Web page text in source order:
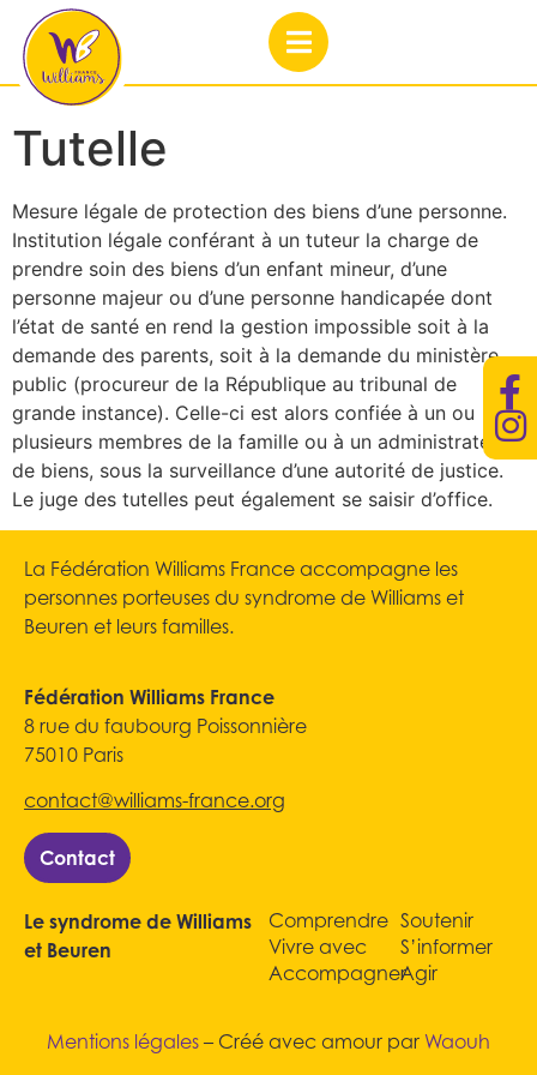
Tutelle
Mesure légale de protection des biens d’une personne.
Institution légale conférant à un tuteur la charge de
prendre soin des biens d’un enfant mineur, d’une
personne majeur ou d’une personne handicapée dont
l’état de santé en rend la gestion impossible soit à la
demande des parents, soit à la demande du ministère
public (procureur de la République au tribunal de
grande instance). Celle-ci est alors confiée à un ou
plusieurs membres de la famille ou à un administrateur
de biens, sous la surveillance d’une autorité de justice.
Le juge des tutelles peut également se saisir d’office.
La Fédération Williams France accompagne les
personnes porteuses du syndrome de Williams et
Beuren et leurs familles.
Fédération Williams France
8 rue du faubourg Poissonnière
75010 Paris
contact@williams-france.org
Contact
Le syndrome de Williams
et Beuren
Comprendre
Vivre avec
Accompagner
Soutenir
S’informer
Agir
Mentions légales – Créé avec amour par Waouh